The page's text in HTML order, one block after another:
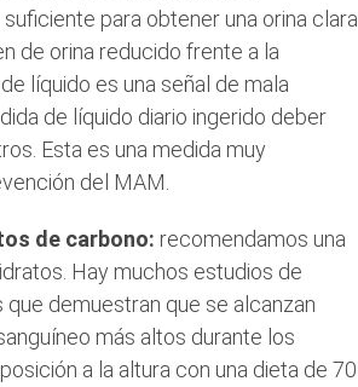
para obtener una orina clara
de orina reducido frente a la
líquido es una señal de mala
de líquido diario ingerido deber
Esta es una medida muy
del MAM.
de carbono: recomendamos una
Hay muchos estudios de
que demuestran que se alcanzan
más altos durante los
a la altura con una dieta de 70